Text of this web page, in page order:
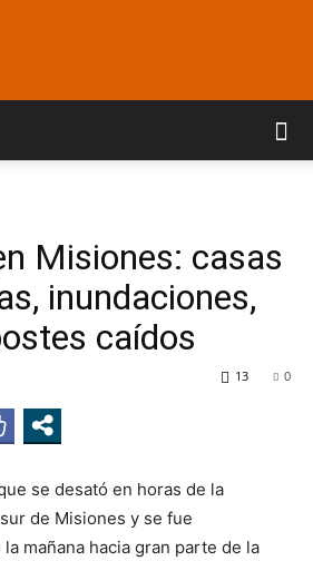
Araucaria
Line
Misiones: casas
inundaciones,
caídos
0
13
se desató en horas de la
de Misiones y se fue
mañana hacia gran parte de la